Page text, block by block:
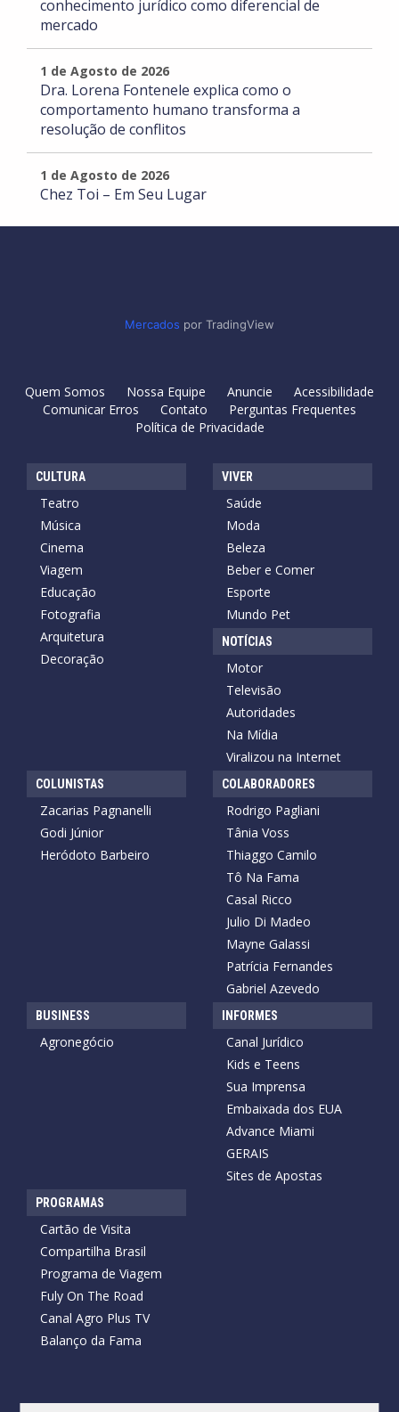
conhecimento jurídico como diferencial de
mercado
1 de Agosto de 2026
Dra. Lorena Fontenele explica como o
comportamento humano transforma a
resolução de conflitos
1 de Agosto de 2026
Chez Toi – Em Seu Lugar
Mercados por TradingView
Quem Somos Nossa Equipe Anuncie
Acessibilidade
Comunicar Erros
Contato
Perguntas Frequentes
Política de Privacidade
CULTURA
Teatro
Música
Cinema
Viagem
Educação
Fotografia
Arquitetura
Decoração
VIVER
Saúde
Moda
Beleza
Beber e Comer
Esporte
Mundo Pet
NOTÍCIAS
Motor
Televisão
Autoridades
Na Mídia
Viralizou na Internet
COLUNISTAS
Zacarias Pagnanelli
Godi Júnior
Heródoto Barbeiro
COLABORADORES
Rodrigo Pagliani
Tânia Voss
Thiaggo Camilo
Tô Na Fama
Casal Ricco
Julio Di Madeo
Mayne Galassi
Patrícia Fernandes
Gabriel Azevedo
BUSINESS
Agronegócio
INFORMES
Canal Jurídico
Kids e Teens
Sua Imprensa
Embaixada dos EUA
Advance Miami
GERAIS
Sites de Apostas
PROGRAMAS
Cartão de Visita
Compartilha Brasil
Programa de Viagem
Fuly On The Road
Canal Agro Plus TV
Balanço da Fama